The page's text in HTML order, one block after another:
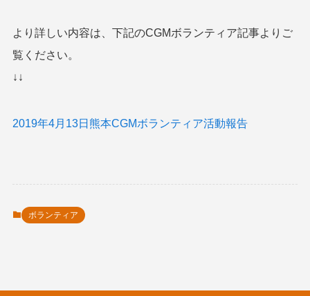
より詳しい内容は、下記のCGMボランティア記事よりご
覧ください。
↓↓
2019年4月13日熊本CGMボランティア活動報告
ボランティア